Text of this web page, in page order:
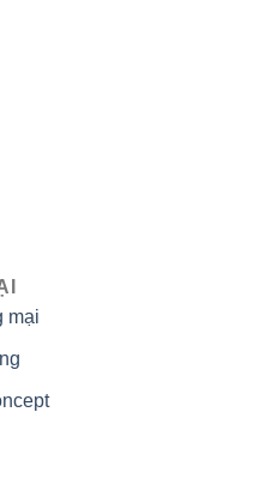
mại